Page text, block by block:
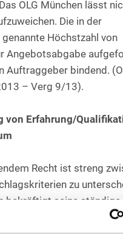
OLG München lässt
Die in der
Höchstzahl von
Angebotsabgabe
Auftraggeber bindend.
– Verg 9/13).
von Erfahrung/
Recht ist streng
zu
bekräftigt seine ständige
Dies gilt auch zur
und